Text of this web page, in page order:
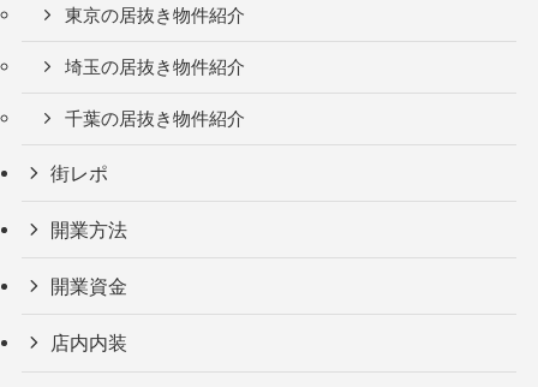
東京の居抜き物件紹介
埼玉の居抜き物件紹介
千葉の居抜き物件紹介
街レポ
開業方法
開業資金
店内内装